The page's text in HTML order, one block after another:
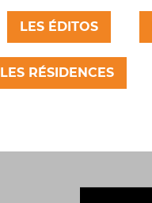
LES ÉDITOS
LES RÉSIDENCES